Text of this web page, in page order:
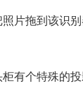
片拖到该识
有个特殊的